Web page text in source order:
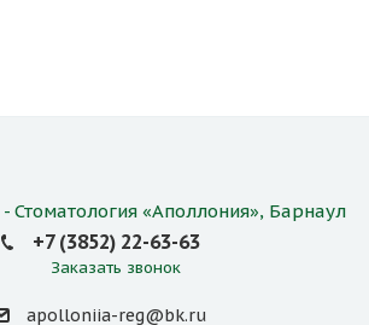
+7 (3852) 22-63-63
Заказать звонок
apolloniia-reg@bk.ru